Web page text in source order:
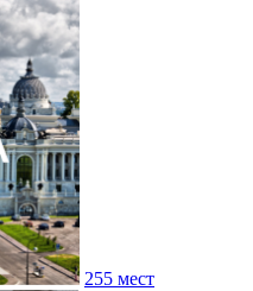
255 мест